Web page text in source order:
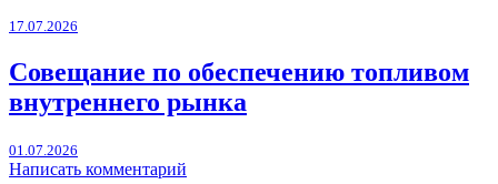
17.07.2026
Совещание по обеспечению топливом
внутреннего рынка
01.07.2026
Написать комментарий